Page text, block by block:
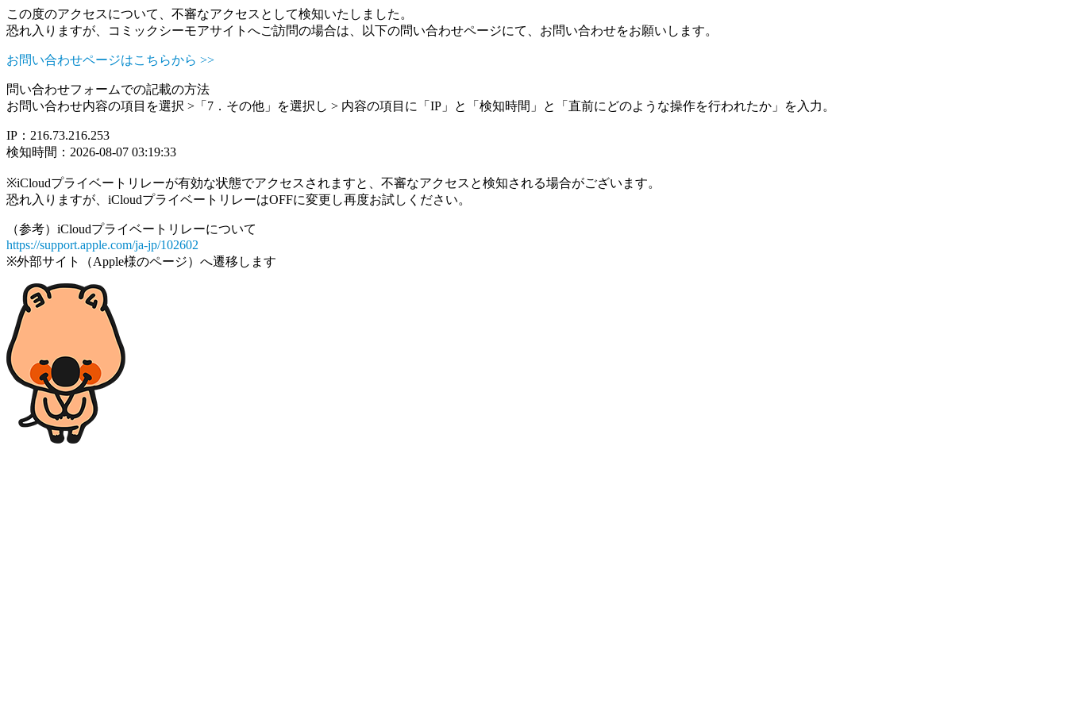
この度のアクセスについて、不審なアクセスとして検知いたしました。
恐れ入りますが、コミックシーモアサイトへご訪問の場合は、以下の問い合わせページにて、お問い合わせをお願いします。
お問い合わせページはこちらから >>
問い合わせフォームでの記載の方法
お問い合わせ内容の項目を選択 >「7．その他」を選択し > 内容の項目に「IP」と「検知時間」と「直前にどのような操作を行われたか」を入力。
IP：216.73.216.253
検知時間：2026-08-07 03:19:33
※iCloudプライベートリレーが有効な状態でアクセスされますと、不審なアクセスと検知される場合がございます。
恐れ入りますが、iCloudプライベートリレーはOFFに変更し再度お試しください。
（参考）iCloudプライベートリレーについて
https://support.apple.com/ja-jp/102602
※外部サイト（Apple様のページ）へ遷移します